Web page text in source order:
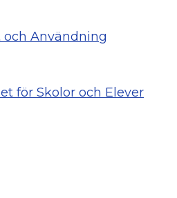
Användning
för Skolor och Elever